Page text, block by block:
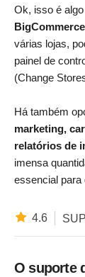
Ok, isso é
várias lojas,
painel de
(Change
Há também
marketing,
relatórios de
imensa
essencial para
4.6
O suporte